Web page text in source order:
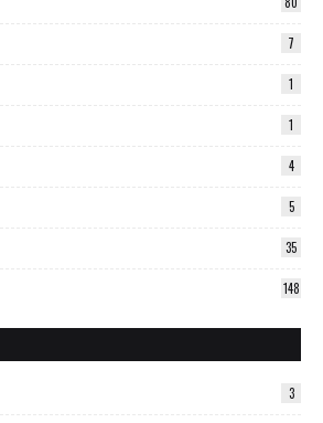
7
1
1
4
5
35
148
3